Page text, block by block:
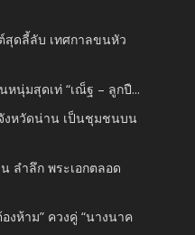
สุดลี้ลับ เทศกาลขนหัว
หนุ่มสุดเท่ “เณ็ฐ – ลูกปื...
งหวัดน่าน เป็นชุมชนบน
ลำลึก พระเอกตลอด
งห้าม” ควงคู่ “นางนาค